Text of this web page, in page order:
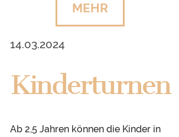
MEHR
14.03.2024
Kinderturnen
Ab 2,5 Jahren können die Kinder in